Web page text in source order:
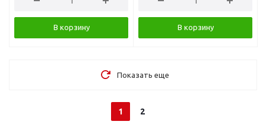
В корзину В корзину
Показать еще
1 2